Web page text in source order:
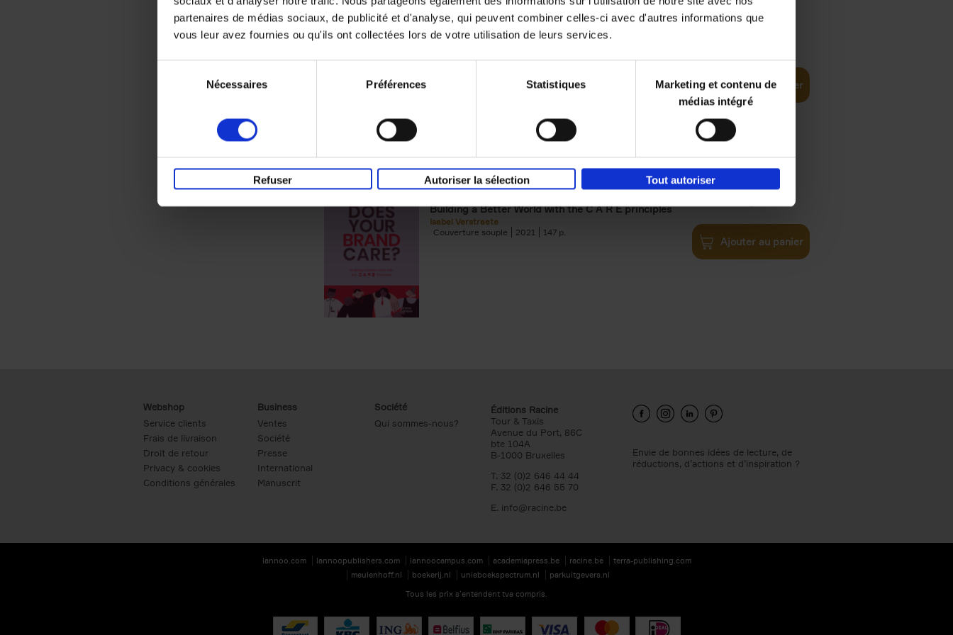
partenaires de médias sociaux, de publicité et d'analyse, qui peuvent combiner celles-ci avec d'autres informations que
vous leur avez fournies ou qu'ils ont collectées lors de votre utilisation de leurs services.
Nécessaires Préférences Statistiques
Marketing et contenu de
médias intégré
Refuser Autoriser la sélection Tout autoriser
Digital marketing like a PRO -
completely revised edition
Ajouter au panier
Does Your Brand Care?
Building a Better World with the C A R E principles
Isabel Verstraete
Couverture souple
2021 147
€34,99
Ajouter au panier
Webshop
Service clients
Frais de livraison
Droit de retour
Privacy & cookies
Conditions générales
Business
Ventes
Société
Presse
International
Manuscrit
Société
Qui sommes-nous?
Éditions Racine
Tour & Taxis
Avenue du Port, 86C
bte 104A
B-1000 Bruxelles
T. 32 (0)2 646 44 44
F. 32 (0)2 646 55 70
E. info@racine.be
Envie de bonnes idées de lecture, de
réductions, d’actions et d’inspiration ?
lannoo.com lannoopublishers.com lannoocampus.com academiapress.be racine.be
terra-publishing.com
meulenhoff.nl
boekerij.nl unieboekspectrum.nl
parkuitgevers.nl
Tous les prix s’entendent tva compris.